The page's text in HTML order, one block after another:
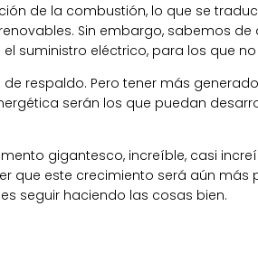
de la combustión, lo que se
Sin embargo, sabemos
suministro eléctrico, para los que
respaldo. Pero tener más
serán los que puedan
gigantesco, increíble, casi
este crecimiento será aún más
seguir haciendo las cosas bien.